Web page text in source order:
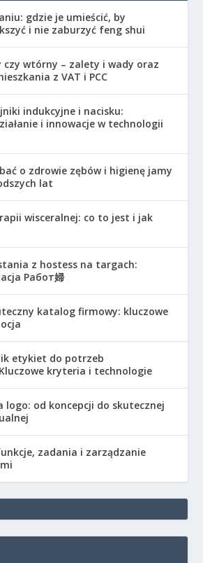
gdzie je umieścić, by
i nie zaburzyć feng shui
czy wtórny – zalety i wady oraz
z VAT i PCC
indukcyjne i nacisku:
i innowacje w technologii
o zdrowie zębów i higienę jamy
lat
wisceralnej: co to jest i jak
z hostess na targach:
Работ婦
katalog firmowy: kluczowe
etykiet do potrzeb
kryteria i technologie
logo: od koncepcji do skutecznej
zadania i zarządzanie